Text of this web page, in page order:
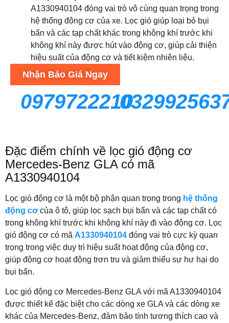
A1330940104 đóng vai trò vô cùng quan trọng trong
hệ thống động cơ của xe. Lọc gió giúp loại bỏ bụi
bẩn và các tạp chất khác trong không khí trước khi
không khí này được hút vào động cơ, giúp cải thiện
hiệu suất của động cơ và tiết kiệm nhiên liệu.
Nhận Báo Giá Ngay
0979722210
Đặc điểm chính về lọc gió động cơ
Mercedes-Benz GLA có mã
A1330940104
Lọc gió động cơ là một bộ phận quan trọng trong hệ thống
động cơcủa ô tô, giúp lọc sạch bụi bẩn và các tạp chất có
trong không khí trước khi không khí này đi vào động cơ. Lọc
gió động cơ có mã A1330940104 đóng vai trò cực kỳ quan
trọng trong việc duy trì hiệu suất hoạt động của động cơ,
giúp động cơ hoạt động trơn tru và giảm thiểu sự hư hại do
bụi bẩn.
Lọc gió động cơ Mercedes-Benz GLA với mã A1330940104
được thiết kế đặc biệt cho các dòng xe GLA và các dòng xe
khác của Mercedes-Benz, đảm bảo tính tương thích cao và